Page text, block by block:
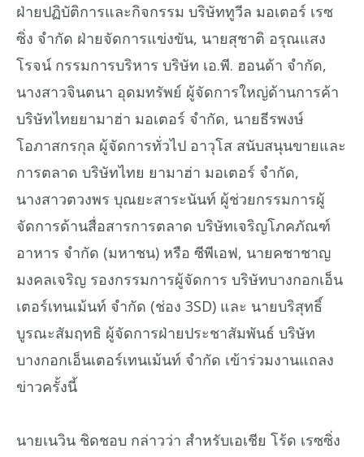
ฝ่ายปฏิบัติการและกิจกรรม บริษัททูวีล มอเตอร์ เรซ
ซิ่ง จำกัด ฝ่ายจัดการแข่งขัน, นายสุชาติ อรุณแสง
โรจน์ กรรมการบริหาร บริษัท เอ.พี. ฮอนด้า จำกัด,
นางสาวจินตนา อุดมทรัพย์ ผู้จัดการใหญ่ด้านการค้า
บริษัทไทยยามาฮ่า มอเตอร์ จำกัด, นายธีรพงษ์
โอภาสกรกุล ผู้จัดการทั่วไป อาวุโส สนับสนุนขายและ
การตลาด บริษัทไทย ยามาฮ่า มอเตอร์ จำกัด,
นางสาวตวงพร บุณยะสาระนันท์ ผู้ช่วยกรรมการผู้
จัดการด้านสื่อสารการตลาด บริษัทเจริญโภคภัณฑ์
อาหาร จำกัด (มหาชน) หรือ ซีพีเอฟ, นายคชาชาญ
มงคลเจริญ รองกรรมการผู้จัดการ บริษัทบางกอกเอ็น
เตอร์เทนเม้นท์ จำกัด (ช่อง 3SD) และ นายบริสุทธิ์
บูรณะสัมฤทธิ ผู้จัดการฝ่ายประชาสัมพันธ์ บริษัท
บางกอกเอ็นเตอร์เทนเม้นท์ จำกัด เข้าร่วมงานแถลง
ข่าวครั้งนี้
นายเนวิน ชิดชอบ กล่าวว่า สำหรับเอเชีย โร้ด เรซซิ่ง